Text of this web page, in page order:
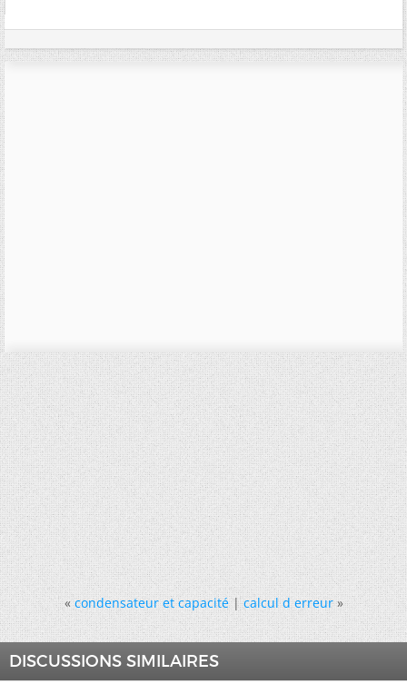
« condensateur et capacité|calcul d erreur »
DISCUSSIONS SIMILAIRES